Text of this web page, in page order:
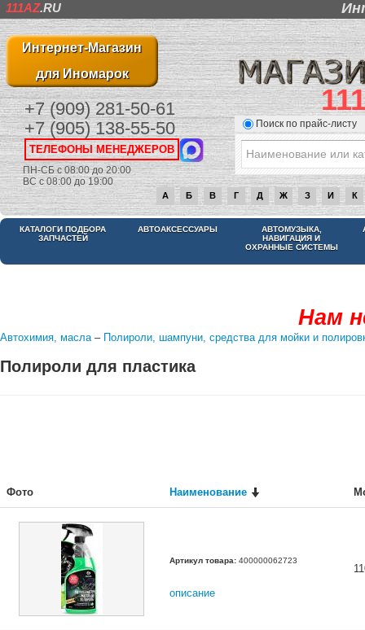
111AZ.RU
Интернет-Магазин
для Иномарок
+7 (909) 281-50-61
+7 (905) 138-55-50
ТЕЛЕФОНЫ МЕНЕДЖЕРОВ
ПН-СБ с 08:00 до 20:00
ВС с 08:00 до 19:00
Поиск по прайс-листу
А Б В Г Д Ж З И К
КАТАЛОГИ ПОДБОРА
ЗАПЧАСТЕЙ
АВТОАКСЕССУАРЫ
АВТОМУЗЫКА,
НАВИГАЦИЯ И
ОХРАННЫЕ СИСТЕМЫ
Нам
Автохимия, масла– Полироли, шампуни, средства для мойки и
Полироли для пластика
Фото Наименование
Артикул товара: 400000062723
описание